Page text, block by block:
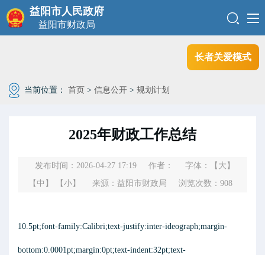
长者关爱模式
益阳市人民政府
益阳市财政局
当前位置： 首页 > 信息公开 > 规划计划
2025年财政工作总结
发布时间：2026-04-27 17:19 作者： 字体：
【大】
【中】
【小】 来源：益阳市财政局 浏览次数： 908
10.5pt;font-family:Calibri;text-justify:inter-ideograph;margin-
bottom:0.0001pt;margin:0pt;text-indent:32pt;text-